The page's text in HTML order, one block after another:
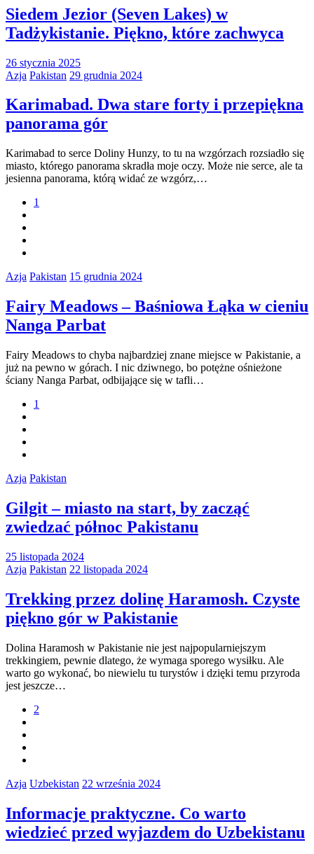
Siedem Jezior (Seven Lakes) w
Tadżykistanie. Piękno, które zachwyca
26 stycznia 2025
Azja Pakistan 29 grudnia 2024
Karimabad. Dwa stare forty i przepiękna
panorama gór
Karimabad to serce Doliny Hunzy, to tu na wzgórzach rozsiadło się
miasto, którego panorama skradła moje oczy. Może nie serce, ale ta
jesienna panorama, którą widać ze wzgórz,…
1
Azja Pakistan 15 grudnia 2024
Fairy Meadows – Baśniowa Łąka w cieniu
Nanga Parbat
Fairy Meadows to chyba najbardziej znane miejsce w Pakistanie, a
już na pewno w górach. I nic dziwnego, bo potężne ośnieżone
ściany Nanga Parbat, odbijające się w tafli…
1
Azja Pakistan
Gilgit – miasto na start, by zacząć
zwiedzać północ Pakistanu
25 listopada 2024
Azja Pakistan 22 listopada 2024
Trekking przez dolinę Haramosh. Czyste
piękno gór w Pakistanie
Dolina Haramosh w Pakistanie nie jest najpopularniejszym
trekkingiem, pewnie dlatego, że wymaga sporego wysiłku. Ale
warto go wykonać, bo niewielu tu turystów i dzięki temu przyroda
jest jeszcze…
2
Azja Uzbekistan 22 września 2024
Informacje praktyczne. Co warto
wiedzieć przed wyjazdem do Uzbekistanu